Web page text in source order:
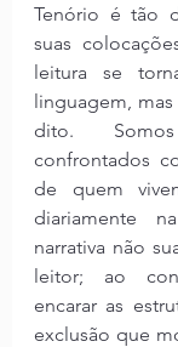
Tenório é tão
suas
leitura se
linguagem,
dito. Somos
confrontados
de quem
diariamente
narrativa não
leitor; ao
encarar as
exclusão que